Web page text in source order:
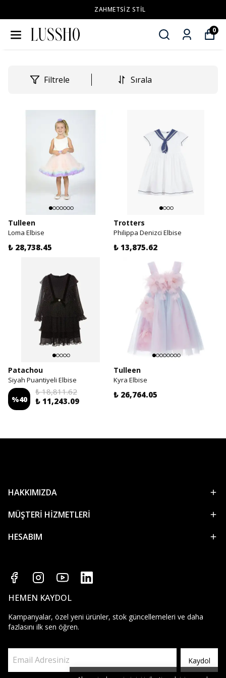
ZAHMETSİZ STİL
0
Filtrele Sırala
Tulleen
Loma Elbise
₺ 28,738.45
Trotters
Philippa Denizci Elbise
₺ 13,875.62
Patachou
Siyah Puantiyeli Elbise
%40
₺ 18,811.62
₺ 11,243.09
Tulleen
Kyra Elbise
₺ 26,764.05
HAKKIMIZDA
MÜŞTERİ HİZMETLERİ
HESABIM
HEMEN KAYDOL
Kampanyalar, özel yeni ürünler, stok güncellemeleri ve daha
fazlasını ilk sen öğren.
Kaydol